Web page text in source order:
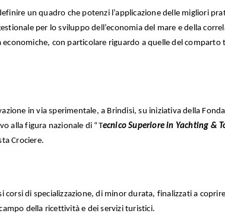
un quadro che potenzi l’applicazione delle migliori
per lo sviluppo dell’economia del mare e della
con particolare riguardo a quelle del comparto
in via sperimentale, a Brindisi, su iniziativa della
alla figura nazionale di “Tecnico Superiore in Yachting &
Crociere.
di specializzazione, di minor durata, finalizzati a
della ricettività e dei servizi turistici.